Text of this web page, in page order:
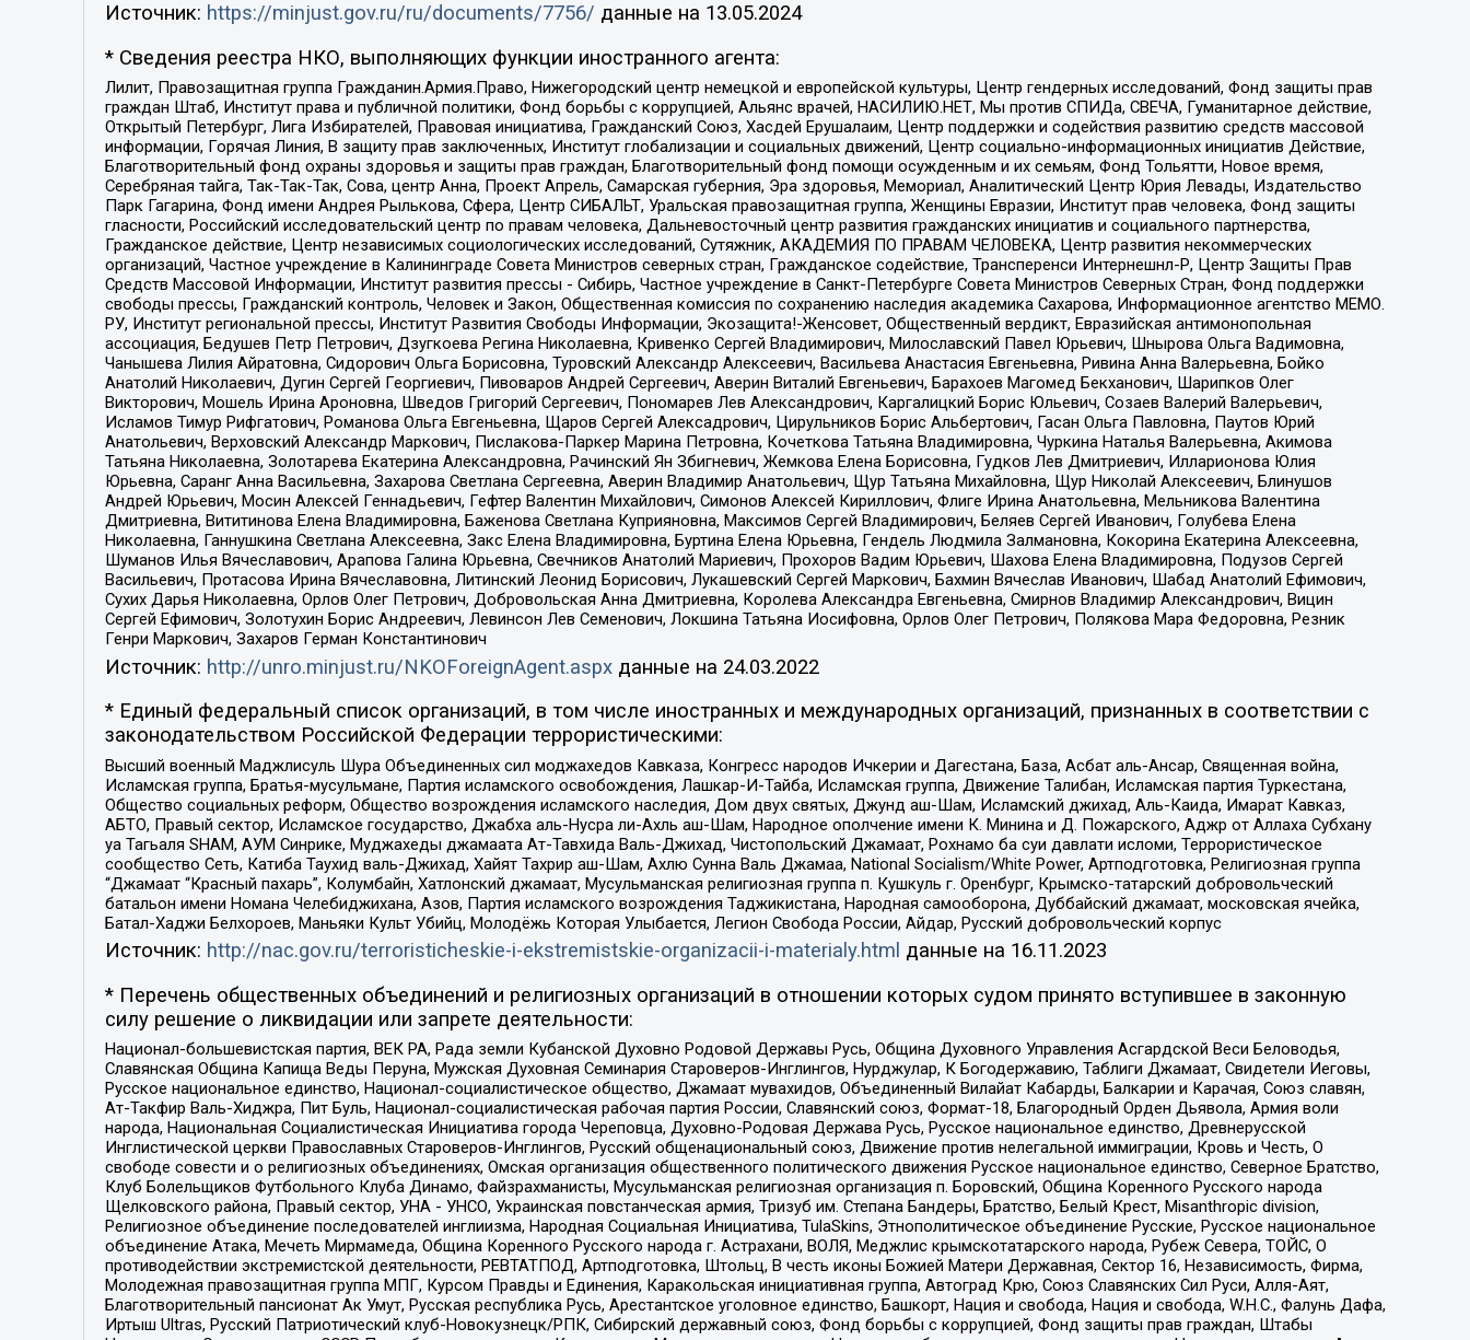
Источник: https://minjust.gov.ru/ru/documents/7756/ данные на 13.05.2024
* Сведения реестра НКО, выполняющих функции иностранного агента:
Лилит, Правозащитная группа Гражданин.Армия.Право, Нижегородский центр немецкой и европейской культуры, Центр гендерных исследований, Фонд защиты прав
граждан Штаб, Институт права и публичной политики, Фонд борьбы с коррупцией, Альянс врачей, НАСИЛИЮ.НЕТ, Мы против СПИДа, СВЕЧА, Гуманитарное действие,
Открытый Петербург, Лига Избирателей, Правовая инициатива, Гражданский Союз, Хасдей Ерушалаим, Центр поддержки и содействия развитию средств массовой
информации, Горячая Линия, В защиту прав заключенных, Институт глобализации и социальных движений, Центр социально-информационных инициатив Действие,
Благотворительный фонд охраны здоровья и защиты прав граждан, Благотворительный фонд помощи осужденным и их семьям, Фонд Тольятти, Новое время,
Серебряная тайга, Так-Так-Так, Сова, центр Анна, Проект Апрель, Самарская губерния, Эра здоровья, Мемориал, Аналитический Центр Юрия Левады, Издательство
Парк Гагарина, Фонд имени Андрея Рылькова, Сфера, Центр СИБАЛЬТ, Уральская правозащитная группа, Женщины Евразии, Институт прав человека, Фонд защиты
гласности, Российский исследовательский центр по правам человека, Дальневосточный центр развития гражданских инициатив и социального партнерства,
Гражданское действие, Центр независимых социологических исследований, Сутяжник, АКАДЕМИЯ ПО ПРАВАМ ЧЕЛОВЕКА, Центр развития некоммерческих
организаций, Частное учреждение в Калининграде Совета Министров северных стран, Гражданское содействие, Трансперенси Интернешнл-Р, Центр Защиты Прав
Средств Массовой Информации, Институт развития прессы - Сибирь, Частное учреждение в Санкт-Петербурге Совета Министров Северных Стран, Фонд поддержки
свободы прессы, Гражданский контроль, Человек и Закон, Общественная комиссия по сохранению наследия академика Сахарова, Информационное агентство МЕМО.
РУ, Институт региональной прессы, Институт Развития Свободы Информации, Экозащита!-Женсовет, Общественный вердикт, Евразийская антимонопольная
ассоциация, Бедушев Петр Петрович, Дзугкоева Регина Николаевна, Кривенко Сергей Владимирович, Милославский Павел Юрьевич, Шнырова Ольга Вадимовна,
Чанышева Лилия Айратовна, Сидорович Ольга Борисовна, Туровский Александр Алексеевич, Васильева Анастасия Евгеньевна, Ривина Анна Валерьевна, Бойко
Анатолий Николаевич, Дугин Сергей Георгиевич, Пивоваров Андрей Сергеевич, Аверин Виталий Евгеньевич, Барахоев Магомед Бекханович, Шарипков Олег
Викторович, Мошель Ирина Ароновна, Шведов Григорий Сергеевич, Пономарев Лев Александрович, Каргалицкий Борис Юльевич, Созаев Валерий Валерьевич,
Исламов Тимур Рифгатович, Романова Ольга Евгеньевна, Щаров Сергей Алексадрович, Цирульников Борис Альбертович, Гасан Ольга Павловна, Паутов Юрий
Анатольевич, Верховский Александр Маркович, Пислакова-Паркер Марина Петровна, Кочеткова Татьяна Владимировна, Чуркина Наталья Валерьевна, Акимова
Татьяна Николаевна, Золотарева Екатерина Александровна, Рачинский Ян Збигневич, Жемкова Елена Борисовна, Гудков Лев Дмитриевич, Илларионова Юлия
Юрьевна, Саранг Анна Васильевна, Захарова Светлана Сергеевна, Аверин Владимир Анатольевич, Щур Татьяна Михайловна, Щур Николай Алексеевич, Блинушов
Андрей Юрьевич, Мосин Алексей Геннадьевич, Гефтер Валентин Михайлович, Симонов Алексей Кириллович, Флиге Ирина Анатольевна, Мельникова Валентина
Дмитриевна, Вититинова Елена Владимировна, Баженова Светлана Куприяновна, Максимов Сергей Владимирович, Беляев Сергей Иванович, Голубева Елена
Николаевна, Ганнушкина Светлана Алексеевна, Закс Елена Владимировна, Буртина Елена Юрьевна, Гендель Людмила Залмановна, Кокорина Екатерина Алексеевна,
Шуманов Илья Вячеславович, Арапова Галина Юрьевна, Свечников Анатолий Мариевич, Прохоров Вадим Юрьевич, Шахова Елена Владимировна, Подузов Сергей
Васильевич, Протасова Ирина Вячеславовна, Литинский Леонид Борисович, Лукашевский Сергей Маркович, Бахмин Вячеслав Иванович, Шабад Анатолий Ефимович,
Сухих Дарья Николаевна, Орлов Олег Петрович, Добровольская Анна Дмитриевна, Королева Александра Евгеньевна, Смирнов Владимир Александрович, Вицин
Сергей Ефимович, Золотухин Борис Андреевич, Левинсон Лев Семенович, Локшина Татьяна Иосифовна, Орлов Олег Петрович, Полякова Мара Федоровна, Резник
Генри Маркович, Захаров Герман Константинович
Источник: http://unro.minjust.ru/NKOForeignAgent.aspxданные на 24.03.2022
* Единый федеральный список организаций, в том числе иностранных и международных организаций, признанных в соответствии с
законодательством Российской Федерации террористическими:
Высший военный Маджлисуль Шура Объединенных сил моджахедов Кавказа, Конгресс народов Ичкерии и Дагестана, База, Асбат аль-Ансар, Священная война,
Исламская группа, Братья-мусульмане, Партия исламского освобождения, Лашкар-И-Тайба, Исламская группа, Движение Талибан, Исламская партия Туркестана,
Общество социальных реформ, Общество возрождения исламского наследия, Дом двух святых, Джунд аш-Шам, Исламский джихад, Аль-Каида, Имарат Кавказ,
АБТО, Правый сектор, Исламское государство, Джабха аль-Нусра ли-Ахль аш-Шам, Народное ополчение имени К. Минина и Д. Пожарского, Аджр от Аллаха Субхану
уа Тагьаля SHAM, АУМ Синрике, Муджахеды джамаата Ат-Тавхида Валь-Джихад, Чистопольский Джамаат, Рохнамо ба суи давлати исломи, Террористическое
сообщество Сеть, Катиба Таухид валь-Джихад, Хайят Тахрир аш-Шам, Ахлю Сунна Валь Джамаа, National Socialism/White Power, Артподготовка, Религиозная группа
“Джамаат “Красный пахарь”, Колумбайн, Хатлонский джамаат, Мусульманская религиозная группа п. Кушкуль г. Оренбург, Крымско-татарский добровольческий
батальон имени Номана Челебиджихана, Азов, Партия исламского возрождения Таджикистана, Народная самооборона, Дуббайский джамаат, московская ячейка,
Батал-Хаджи Белхороев, Маньяки Культ Убийц, Молодёжь Которая Улыбается, Легион Свобода России, Айдар, Русский добровольческий корпус
Источник: http://nac.gov.ru/terroristicheskie-i-ekstremistskie-organizacii-i-materialy.html данные на 16.11.2023
* Перечень общественных объединений и религиозных организаций в отношении которых судом принято вступившее в законную
силу решение о ликвидации или запрете деятельности:
Национал-большевистская партия, ВЕК РА, Рада земли Кубанской Духовно Родовой Державы Русь, Община Духовного Управления Асгардской Веси Беловодья,
Славянская Община Капища Веды Перуна, Мужская Духовная Семинария Староверов-Инглингов, Нурджулар, К Богодержавию, Таблиги Джамаат, Свидетели Иеговы,
Русское национальное единство, Национал-социалистическое общество, Джамаат мувахидов, Объединенный Вилайат Кабарды, Балкарии и Карачая, Союз славян,
Ат-Такфир Валь-Хиджра, Пит Буль, Национал-социалистическая рабочая партия России, Славянский союз, Формат-18, Благородный Орден Дьявола, Армия воли
народа, Национальная Социалистическая Инициатива города Череповца, Духовно-Родовая Держава Русь, Русское национальное единство, Древнерусской
Инглистической церкви Православных Староверов-Инглингов, Русский общенациональный союз, Движение против нелегальной иммиграции, Кровь и Честь, О
свободе совести и о религиозных объединениях, Омская организация общественного политического движения Русское национальное единство, Северное Братство,
Клуб Болельщиков Футбольного Клуба Динамо, Файзрахманисты, Мусульманская религиозная организация п. Боровский, Община Коренного Русского народа
Щелковского района, Правый сектор, УНА - УНСО, Украинская повстанческая армия, Тризуб им. Степана Бандеры, Братство, Белый Крест, Misanthropic division,
Религиозное объединение последователей инглиизма, Народная Социальная Инициатива, TulaSkins, Этнополитическое объединение Русские, Русское национальное
объединение Атака, Мечеть Мирмамеда, Община Коренного Русского народа г. Астрахани, ВОЛЯ, Меджлис крымскотатарского народа, Рубеж Севера, ТОЙС, О
противодействии экстремистской деятельности, РЕВТАТПОД, Артподготовка, Штольц, В честь иконы Божией Матери Державная, Сектор 16, Независимость, Фирма,
Молодежная правозащитная группа МПГ, Курсом Правды и Единения, Каракольская инициативная группа, Автоград Крю, Союз Славянских Сил Руси, Алля-Аят,
Благотворительный пансионат Ак Умут, Русская республика Русь, Арестантское уголовное единство, Башкорт, Нация и свобода, Нация и свобода, W.H.С., Фалунь Дафа,
Иртыш Ultras, Русский Патриотический клуб-Новокузнецк/РПК, Сибирский державный союз, Фонд борьбы с коррупцией, Фонд защиты прав граждан, Штабы